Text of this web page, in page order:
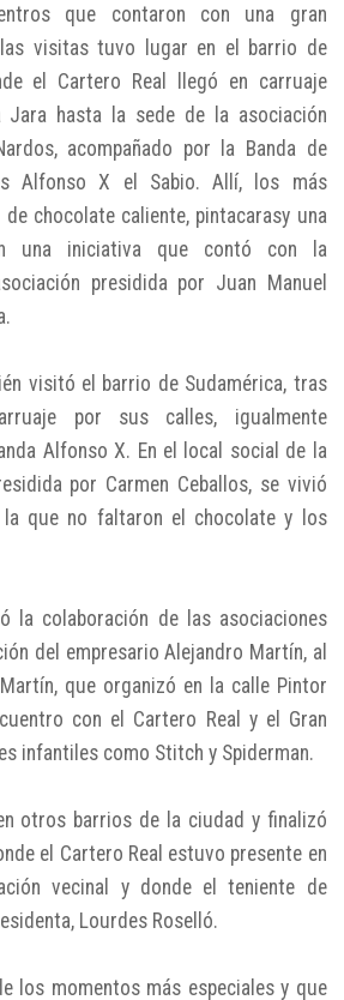
que contaron con una gran
las visitas tuvo lugar en el barrio de
el Cartero Real llegó en carruaje
Jara hasta la sede de la asociación
acompañado por la Banda de
Alfonso X el Sabio. Allí, los más
chocolate caliente, pintacarasy una
una iniciativa que contó con la
presidida por Juan Manuel
visitó el barrio de Sudamérica, tras
por sus calles, igualmente
Alfonso X. En el local social de la
por Carmen Ceballos, se vivió
que no faltaron el chocolate y los
la colaboración de las asociaciones
del empresario Alejandro Martín, al
que organizó en la calle Pintor
con el Cartero Real y el Gran
infantiles como Stitch y Spiderman.
otros barrios de la ciudad y finalizó
el Cartero Real estuvo presente en
vecinal y donde el teniente de
Lourdes Roselló.
los momentos más especiales y que